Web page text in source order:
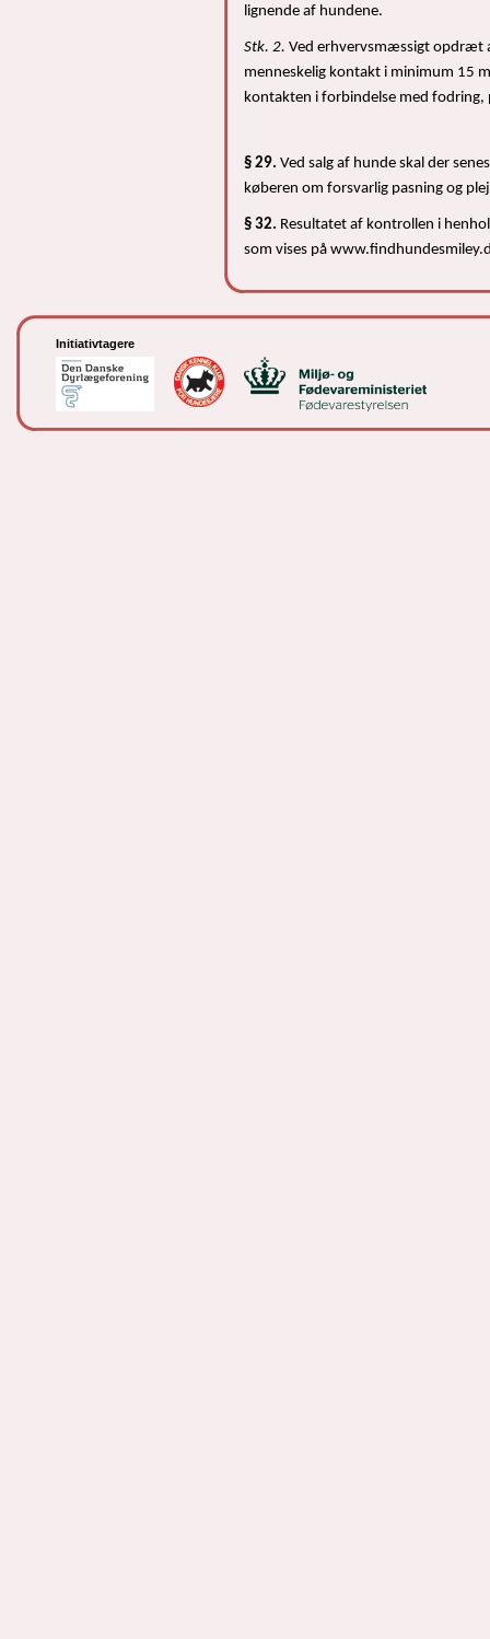
lignende af hundene.
Stk. 2. Ved erhvervsmæssigt opdræt
menneskelig kontakt i minimum 15
kontakten i forbindelse med fodring,
§ 29. Ved salg af hunde skal der
køberen om forsvarlig pasning og
§ 32. Resultatet af kontrollen i
som vises på
Initiativtagere